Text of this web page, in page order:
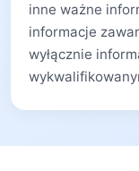
inne ważne
informacje
wyłącznie